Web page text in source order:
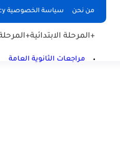
من نحن سياسة الخصوصية Privacy Policy
+المرحلة الابتدائية
مراجعات الثانوية العامة